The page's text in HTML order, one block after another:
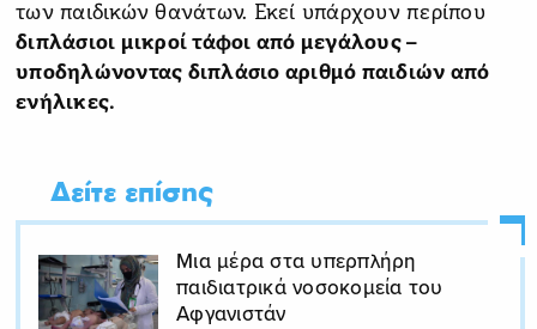
των παιδικών θανάτων. Εκεί υπάρχουν περίπου
διπλάσιοι μικροί τάφοι από μεγάλους –
υποδηλώνοντας διπλάσιο αριθμό παιδιών από
ενήλικες.
Δείτε επίσης
Μια μέρα στα υπερπλήρη
παιδιατρικά νοσοκομεία του
Αφγανιστάν